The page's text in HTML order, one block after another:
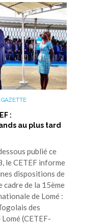
:
au plus tard
publié ce
le CETEF informe
dispositions de
cadre de la 15ème
de Lomé :
des
(CETEF-